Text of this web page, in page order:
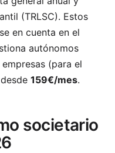
(TRLSC). Estos
en cuenta en el
autónomos
(para el
159€/mes.
societario